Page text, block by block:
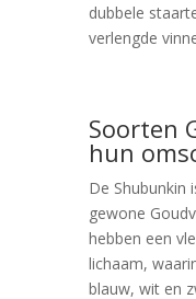
dubbele
verlengde
Soorten
hun
De Shubunkin
gewone
hebben een
lichaam,
blauw, wit en